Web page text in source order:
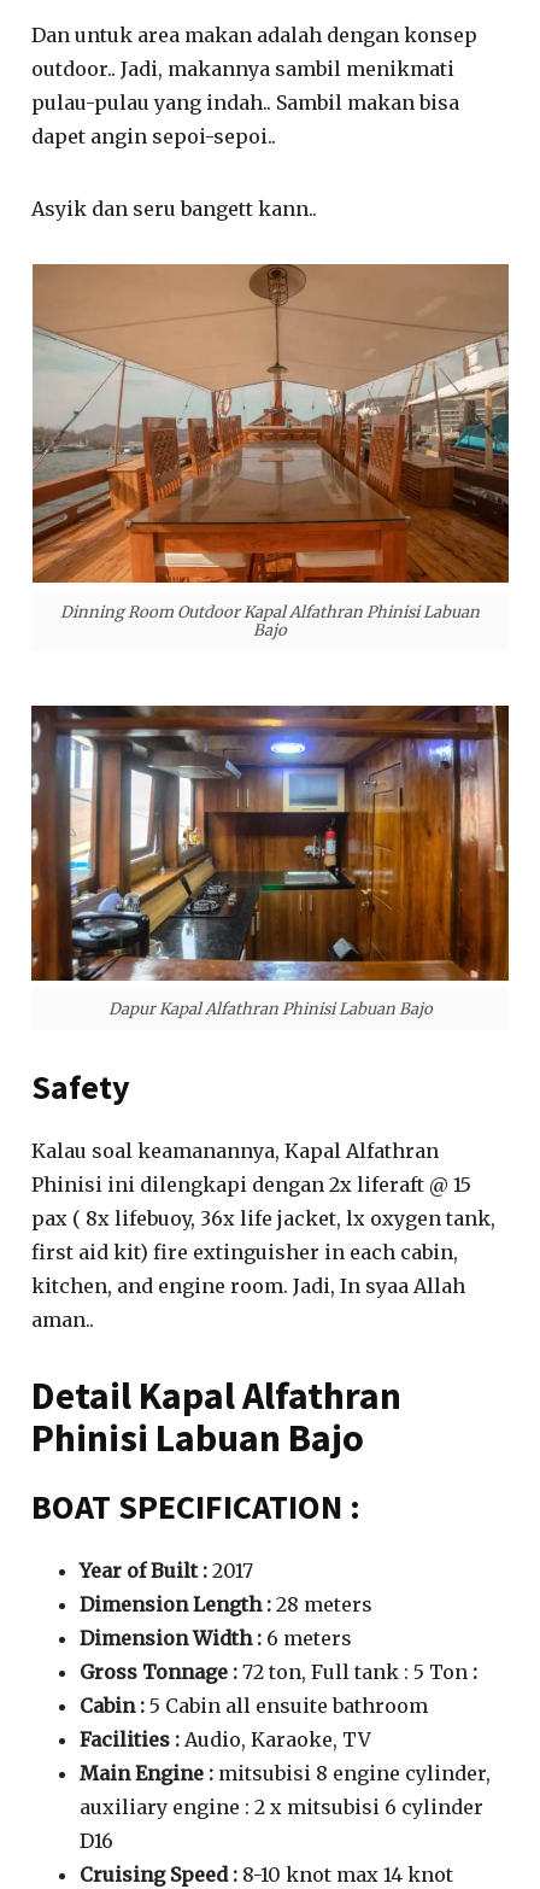
Dan untuk area makan adalah dengan konsep
outdoor.. Jadi, makannya sambil menikmati
pulau-pulau yang indah.. Sambil makan bisa
dapet angin sepoi-sepoi..
Asyik dan seru bangett kann..
Dinning Room Outdoor Kapal Alfathran Phinisi Labuan
Bajo
Dapur Kapal Alfathran Phinisi Labuan Bajo
Safety
Kalau soal keamanannya, Kapal Alfathran
Phinisi ini dilengkapi dengan 2x liferaft @ 15
pax ( 8x lifebuoy, 36x life jacket, lx oxygen tank,
first aid kit) fire extinguisher in each cabin,
kitchen, and engine room. Jadi, In syaa Allah
aman..
Detail Kapal Alfathran
Phinisi Labuan Bajo
BOAT SPECIFICATION :
Year of Built : 2017
Dimension Length : 28 meters
Dimension Width : 6 meters
Gross Tonnage : 72 ton, Full tank : 5 Ton :
Cabin : 5 Cabin all ensuite bathroom
Facilities : Audio, Karaoke, TV
Main Engine : mitsubisi 8 engine cylinder,
auxiliary engine : 2 x mitsubisi 6 cylinder
D16
Cruising Speed : 8-10 knot max 14 knot